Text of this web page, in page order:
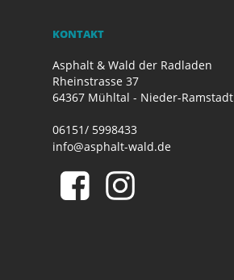
KONTAKT
Asphalt & Wald der Radladen
Rheinstrasse 37
64367 Mühltal - Nieder-Ramstadt
06151/ 5998433
info@asphalt-wald.de